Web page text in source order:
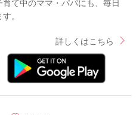
て中のママ・パパにも、毎日
。
詳しくはこちら